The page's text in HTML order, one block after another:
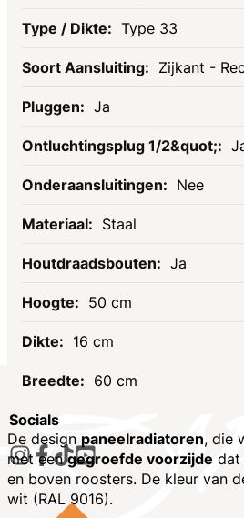
Type 33
Zijkant -
Ja
Nee
Staal
Ja
50 cm
16 cm
60 cm
De design paneelradiatoren, die
met eengegroefde voorzijde dat
en boven roosters. De kleur van
wit (RAL 9016).
Socials